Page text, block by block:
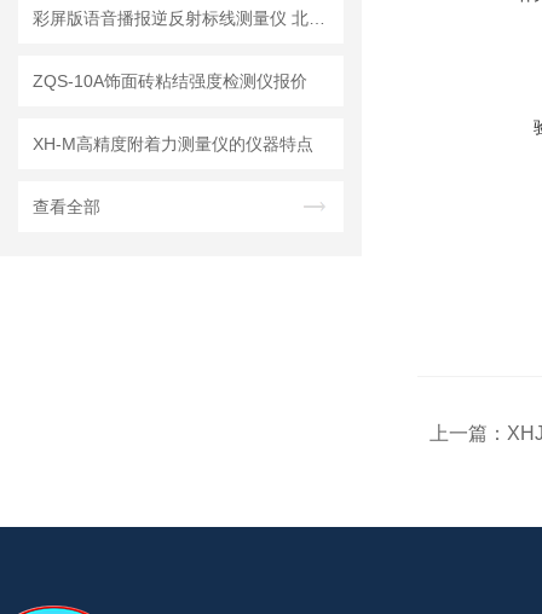
ZQS-10A饰面砖粘结强度检测仪报价
XH-M高精度附着力测量仪的仪器特点
查看全部
上一篇：